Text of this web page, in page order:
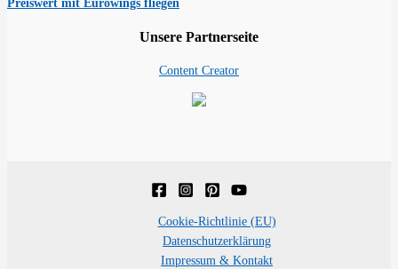
Preiswert mit Eurowings fliegen
Unsere Partnerseite
Content Creator
Cookie-Richtlinie (EU)
Datenschutzerklärung
Impressum & Kontakt